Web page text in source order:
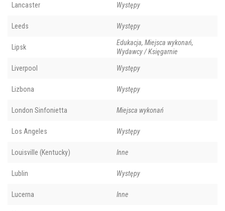
Lancaster Występy
Leeds Występy
Lipsk
Edukacja, Miejsca wykonań,
Wydawcy / Księgarnie
Liverpool Występy
Lizbona Występy
London Sinfonietta Miejsca wykonań
Los Angeles Występy
Louisville (Kentucky) Inne
Lublin Występy
Lucerna Inne